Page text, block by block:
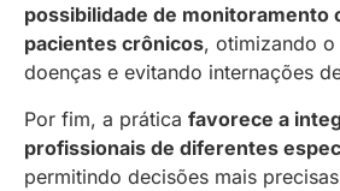
possibilidade de monitoramento
pacientes crônicos, otimizando
doenças e evitando internações
Por fim, a prática favorece a
profissionais de diferentes
permitindo decisões mais